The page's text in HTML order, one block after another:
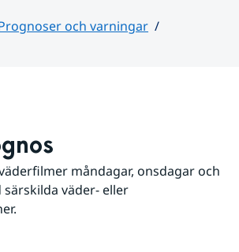
och varningar
måndagar, onsdagar och
särskilda väder- eller